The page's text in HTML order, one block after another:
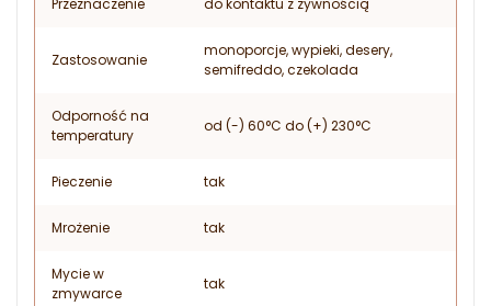
Przeznaczenie do kontaktu z żywnością
Zastosowanie
monoporcje, wypieki, desery,
semifreddo, czekolada
Odporność na
temperatury
od (-) 60°C do (+) 230°C
Pieczenie tak
Mrożenie tak
Mycie w
zmywarce
tak